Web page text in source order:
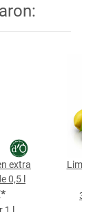
extra
0,5 l
*